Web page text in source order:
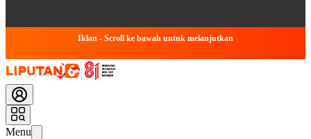
Iklan - Scroll ke bawah untuk melanjutkan
Menu